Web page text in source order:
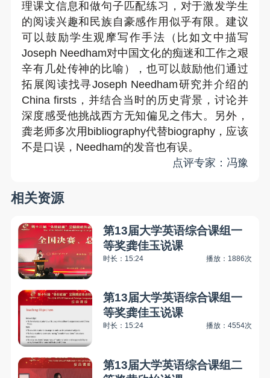
理课文信息和做句子匹配练习，对于激发学生
的阅读兴趣和民族自豪感作用似乎有限。建议
可以鼓励学生观摩写作手法（比如文中描写
Joseph Needham对中国文化的痴迷和工作之艰
辛有几处传神的比喻），也可以鼓励他们通过
拓展阅读找寻Joseph Needham研究并介绍的
China firsts ，并结合当时的历史背景，讨论并
深度感受他挑战西方无知偏见之伟大。另外，
龚老师多次用 bibliography代替biography ，应该
不是口误， Needham的发音也有误。
点评专家：冯豫
相关资源
第13届大学英语综合课组一
等奖龚佳玉说课
时长：15:24 播放：1886次
第13届大学英语综合课组一
等奖龚佳玉说课
时长：15:24 播放：4554次
第13届大学英语综合课组二